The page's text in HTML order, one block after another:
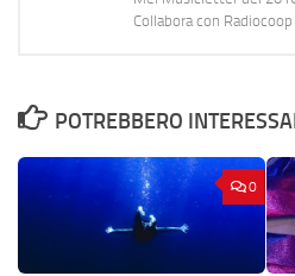
Collabora con
POTREBBERO
0